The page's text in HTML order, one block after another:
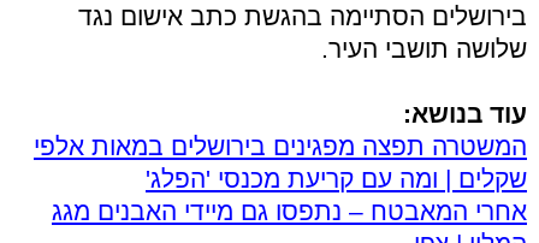
בירושלים הסתיימה בהגשת כתב אישום נגד
שלושה תושבי העיר.
עוד בנושא:
המשטרה תפצה מפגינים בירושלים במאות אלפי
שקלים | ומה עם קריעת מכנסי 'הפלג'
אחרי המאבטח – נתפסו גם מיידי האבנים מגג